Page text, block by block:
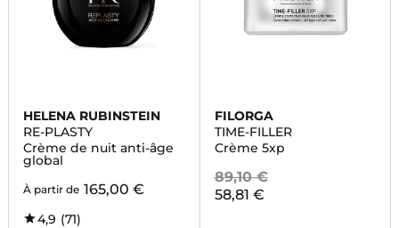
HELENA RUBINSTEIN
RE-PLASTY
Crème de nuit anti-âge
global
À partir de 165,00 €
4,9 (71)
FILORGA
TIME-FILLER
Crème 5xp
89,10 €
58,81 €